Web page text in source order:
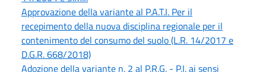
Approvazione della variante al P.A.T.I. Per il
recepimento della nuova disciplina regionale per il
contenimento del consumo del suolo (L.R. 14/2017 e
D.G.R. 668/2018)
Adozione della variante n. 2 al P.R.G. - P.I. ai sensi